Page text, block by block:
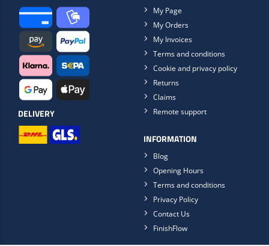
DELIVERY
My Page
My Orders
My Invoices
Terms and conditions
Cookie and privacy policy
Returns
Claims
Remote support
INFORMATION
Blog
Opening Hours
Terms and conditions
Privacy Policy
Contact Us
FinishFlow